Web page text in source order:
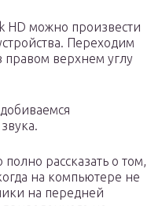
HD можно произвести
Переходим
правом верхнем углу
рассказать о том,
на компьютере не
на передней